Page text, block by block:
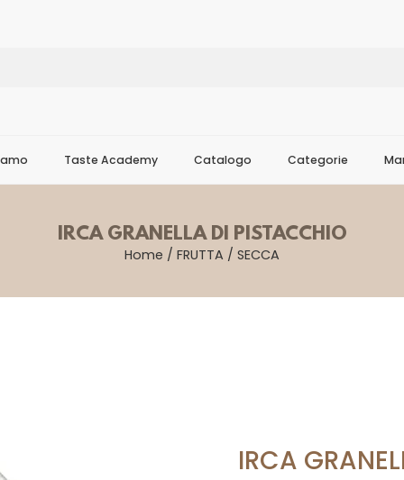
Taste Academy Catalogo Categorie
IRCA GRANELLA DI PISTACCHIO
Home / FRUTTA / SECCA
IRCA